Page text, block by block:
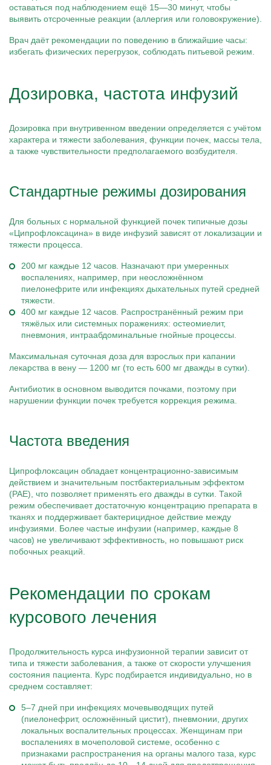
оставаться под наблюдением ещё 15—30 минут, чтобы
выявить отсроченные реакции (аллергия или головокружение).
Врач даёт рекомендации по поведению в ближайшие часы:
избегать физических перегрузок, соблюдать питьевой режим.
Дозировка, частота инфузий
Дозировка при внутривенном введении определяется с учётом
характера и тяжести заболевания, функции почек, массы тела,
а также чувствительности предполагаемого возбудителя.
Стандартные режимы дозирования
Для больных с нормальной функцией почек типичные дозы
«Ципрофлоксацина» в виде инфузий зависят от локализации и
тяжести процесса.
200 мг каждые 12 часов. Назначают при умеренных
воспалениях, например, при неосложнённом
пиелонефрите или инфекциях дыхательных путей средней
тяжести.
400 мг каждые 12 часов. Распространённый режим при
тяжёлых или системных поражениях: остеомиелит,
пневмония, интраабдоминальные гнойные процессы.
Максимальная суточная доза для взрослых при капании
лекарства в вену — 1200 мг (то есть 600 мг дважды в сутки).
Антибиотик в основном выводится почками, поэтому при
нарушении функции почек требуется коррекция режима.
Частота введения
Ципрофлоксацин обладает концентрационно-зависимым
действием и значительным постбактериальным эффектом
(PAE), что позволяет применять его дважды в сутки. Такой
режим обеспечивает достаточную концентрацию препарата в
тканях и поддерживает бактерицидное действие между
инфузиями. Более частые инфузии (например, каждые 8
часов) не увеличивают эффективность, но повышают риск
побочных реакций.
Рекомендации по срокам
курсового лечения
Продолжительность курса инфузионной терапии зависит от
типа и тяжести заболевания, а также от скорости улучшения
состояния пациента. Курс подбирается индивидуально, но в
среднем составляет:
5–7 дней при инфекциях мочевыводящих путей
(пиелонефрит, осложнённый цистит), пневмонии, других
локальных воспалительных процессах. Женщинам при
воспалениях в мочеполовой системе, особенно с
признаками распространения на органы малого таза, курс